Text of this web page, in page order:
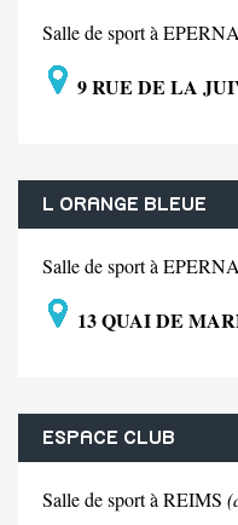
Salle de sport à
9 RUE DE LA
L ORANGE BLEUE
Salle de sport à
13 QUAI DE
ESPACE CLUB
Salle de sport à REIMS